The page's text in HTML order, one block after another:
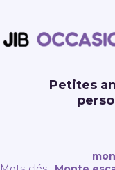
Petites